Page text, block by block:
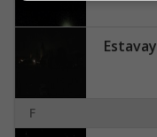
Estavayer ›
F